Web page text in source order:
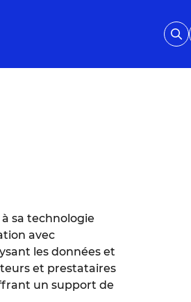
sa technologie
avec
les données et
et prestataires
un support de